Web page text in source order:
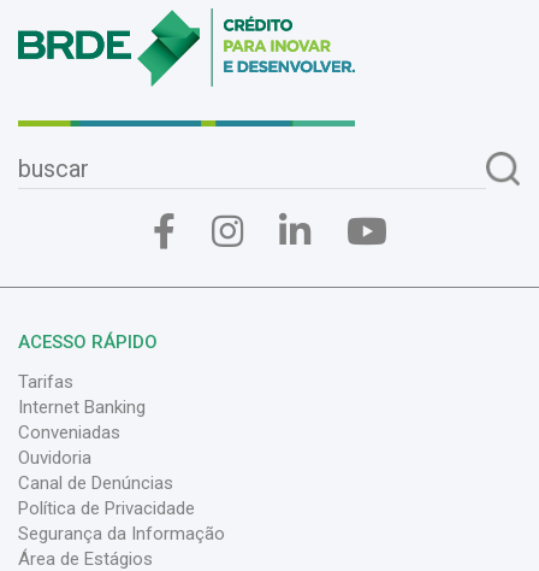
ACESSO RÁPIDO
Tarifas
Internet Banking
Conveniadas
Ouvidoria
Canal de Denúncias
Política de Privacidade
Segurança da Informação
Área de Estágios